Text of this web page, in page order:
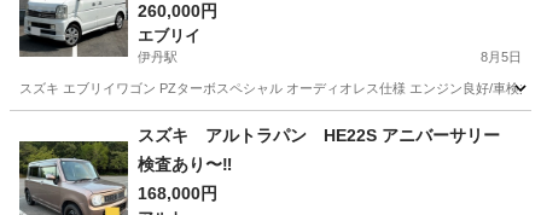
260,000円
エブリイ
伊丹駅 8月5日
スズキ エブリイワゴン PZターボスペシャル オーディオレス仕様 エンジン良好/車検
伊丹駅 エブリイ
スズキ アルトラパン HE22S アニバーサリー
検査あり〜‼️
168,000円